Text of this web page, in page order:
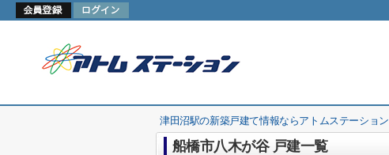
津田沼駅の新築戸建て情報ならアトムステーション
船橋市八木が谷 戸建一覧